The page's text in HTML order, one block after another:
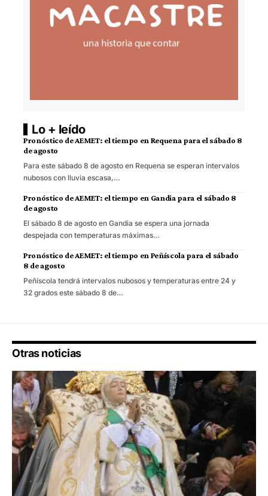
Lo + leído
Pronóstico de AEMET: el tiempo en Requena para el sábado 8
de agosto
Para este sábado 8 de agosto en Requena se esperan intervalos
nubosos con lluvia escasa,…
Pronóstico de AEMET: el tiempo en Gandia para el sábado 8
de agosto
El sábado 8 de agosto en Gandia se espera una jornada
despejada con temperaturas máximas…
Pronóstico de AEMET: el tiempo en Peñíscola para el sábado
8 de agosto
Peñíscola tendrá intervalos nubosos y temperaturas entre 24 y
32 grados este sábado 8 de…
Otras noticias